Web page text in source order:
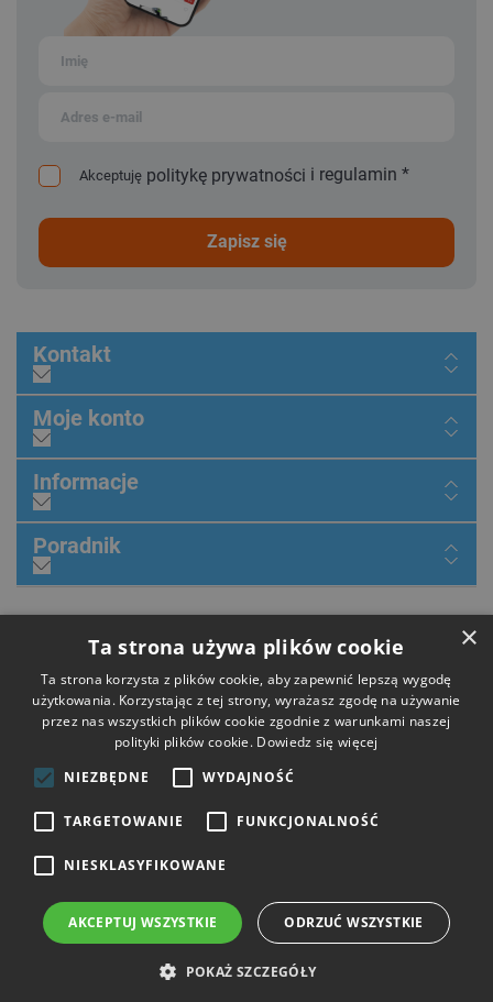
Akceptuję politykę prywatności i regulamin *
zapisz się
Kontakt
Moje konto
Informacje
Poradnik
Strony i sklepy internetowe:
×
Ta strona używa plików cookie
Ta strona korzysta z plików cookie, aby zapewnić lepszą wygodę
użytkowania. Korzystając z tej strony, wyrażasz zgodę na używanie
przez nas wszystkich plików cookie zgodnie z warunkami naszej
polityki plików cookie. Dowiedz się więcej
NIEZBĘDNE
WYDAJNOŚĆ
TARGETOWANIE FUNKCJONALNOŚĆ
NIESKLASYFIKOWANE
AKCEPTUJ WSZYSTKIE ODRZUĆ WSZYSTKIE
POKAŻ SZCZEGÓŁY